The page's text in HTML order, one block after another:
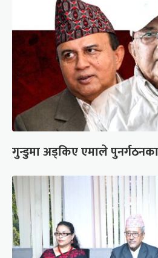
गुन्डुमा अड्किए एमाले